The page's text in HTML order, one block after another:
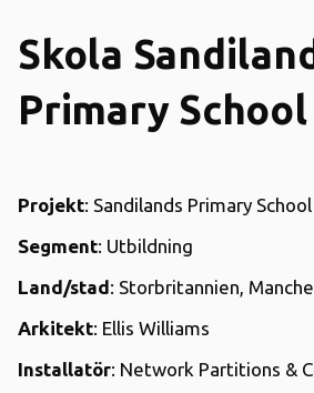
Skola
Primary School
Projekt: Sandilands Primary School
Segment: Utbildning
Land/stad: Storbritannien,
Arkitekt: Ellis Williams
Installatör: Network Partitions &